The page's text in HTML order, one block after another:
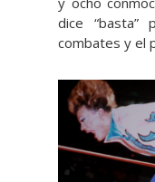
dice “basta”
combates y el